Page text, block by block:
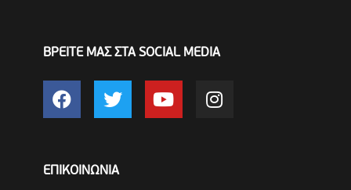
ΒΡΕΙΤΕ ΜΑΣ ΣΤΑ SOCIAL MEDIA
ΕΠΙΚΟΙΝΩΝΙΑ